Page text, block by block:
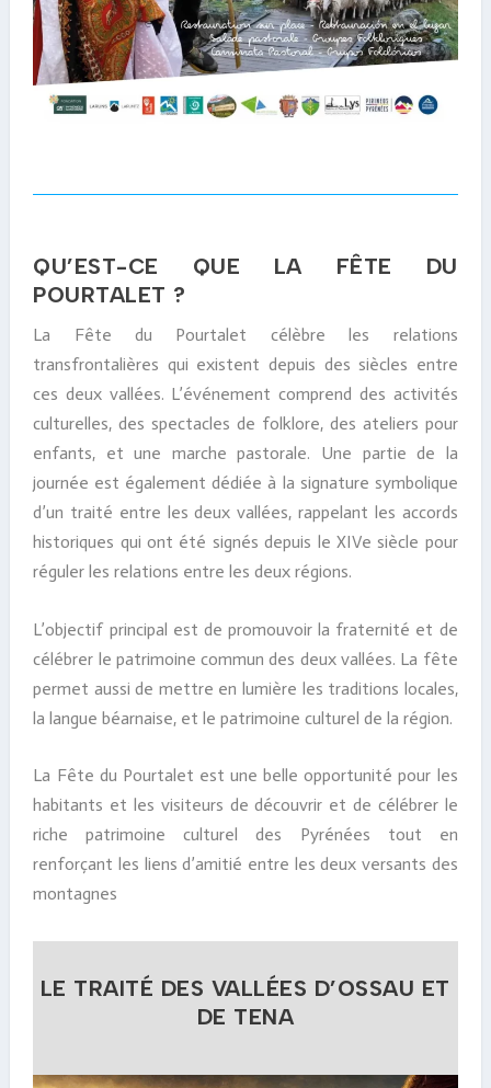
QU’EST-CE QUE LA FÊTE DU
POURTALET ?
La Fête du Pourtalet célèbre les relations
transfrontalières qui existent depuis des siècles entre
ces deux vallées. L’événement comprend des activités
culturelles, des spectacles de folklore, des ateliers pour
enfants, et une marche pastorale. Une partie de la
journée est également dédiée à la signature symbolique
d’un traité entre les deux vallées, rappelant les accords
historiques qui ont été signés depuis le XIVe siècle pour
réguler les relations entre les deux régions.
L’objectif principal est de promouvoir la fraternité et de
célébrer le patrimoine commun des deux vallées. La fête
permet aussi de mettre en lumière les traditions locales,
la langue béarnaise, et le patrimoine culturel de la région.
La Fête du Pourtalet est une belle opportunité pour les
habitants et les visiteurs de découvrir et de célébrer le
riche patrimoine culturel des Pyrénées tout en
renforçant les liens d’amitié entre les deux versants des
montagnes
LE TRAITÉ DES VALLÉES D’OSSAU ET
DE TENA